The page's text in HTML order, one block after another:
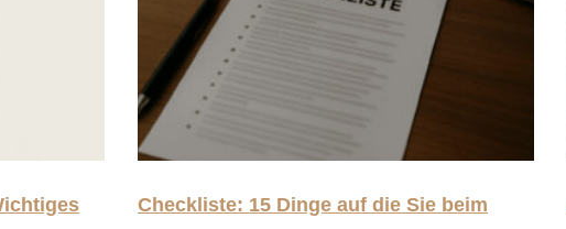
Checkliste: 15 Dinge auf die Sie beim